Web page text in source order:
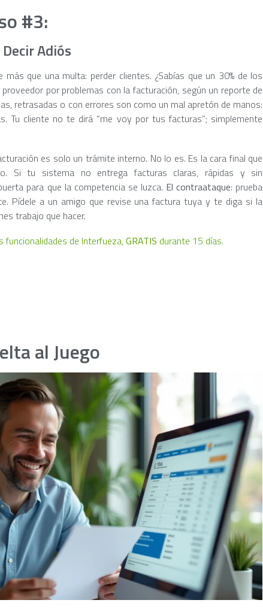
#3:
Adiós
que una multa: perder clientes. ¿Sabías que un 30% de los
por problemas con la facturación, según un reporte de
retrasadas o con errores son como un mal apretón de manos:
Tu cliente no te dirá “me voy por tus facturas”; simplemente
es solo un trámite interno. No lo es. Es la cara final que
Si tu sistema no entrega facturas claras, rápidas y sin
para que la competencia se luzca. El contraataque: prueba
Pídele a un amigo que revise una factura tuya y te diga si la
trabajo que hacer.
funcionalidades de Interfueza,GRATIS durante 15 días.
al Juego